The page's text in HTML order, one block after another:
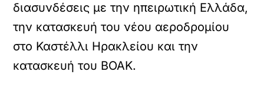
διασυνδέσεις με την ηπειρωτική Ελλάδα,
την κατασκευή του νέου αεροδρομίου
στο Καστέλλι Ηρακλείου και την
κατασκευή του ΒΟΑΚ.